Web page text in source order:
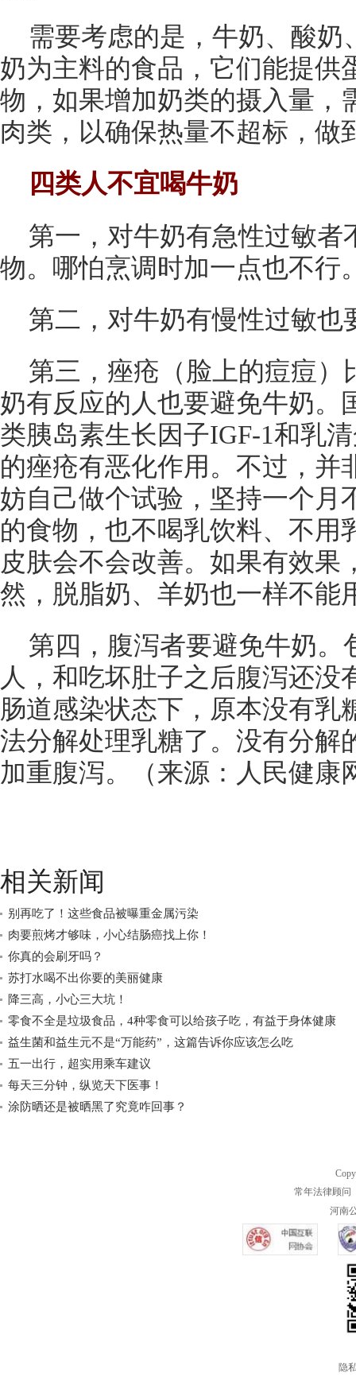
需要考虑的是，牛奶、酸
奶为主料的食品，它们能提供
物，如果增加奶类的摄入量，
肉类，以确保热量不超标，做
四类人不宜喝牛奶
第一，对牛奶有急性过敏者
物。哪怕烹调时加一点也不行
第二，对牛奶有慢性过敏也
第三，痤疮（脸上的痘痘）
奶有反应的人也要避免牛奶。
类胰岛素生长因子IGF-1和乳
的痤疮有恶化作用。不过，并
妨自己做个试验，坚持一个月
的食物，也不喝乳饮料、不用
皮肤会不会改善。如果有效果
然，脱脂奶、羊奶也一样不能
第四，腹泻者要避免牛奶。
人，和吃坏肚子之后腹泻还没
肠道感染状态下，原本没有乳
法分解处理乳糖了。没有分解
加重腹泻。（来源：人民健康
相关新闻
别再吃了！这些食品被曝重金属污染
肉要煎烤才够味，小心结肠癌找上你！
你真的会刷牙吗？
苏打水喝不出你要的美丽健康
降三高，小心三大坑！
零食不全是垃圾食品，4种零食可以给孩子吃，有益于身体健康
益生菌和益生元不是“万能药”，这篇告诉你应该怎么吃
五一出行，超实用乘车建议
每天三分钟，纵览天下医事！
涂防晒还是被晒黑了究竟咋回事？
常年法律顾问
河南
隐